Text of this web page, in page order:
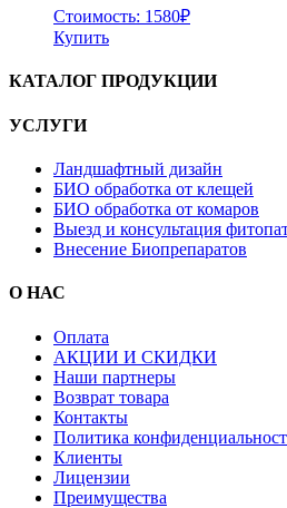
Стоимость: 1580₽
Купить
КАТАЛОГ ПРОДУКЦИИ
УСЛУГИ
Ландшафтный дизайн
БИО обработка от клещей
БИО обработка от комаров
Выезд и консультация
Внесение Биопрепаратов
О НАС
Оплата
АКЦИИ И СКИДКИ
Наши партнеры
Возврат товара
Контакты
Политика
Клиенты
Лицензии
Преимущества